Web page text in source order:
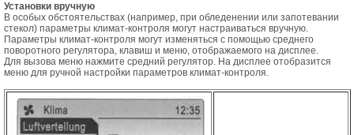
Установки вручную
В особых обстоятельствах (например, при обледенении или запотевании
стекол) параметры климат-контроля могут настраиваться вручную.
Параметры климат-контроля могут изменяться с помощью среднего
поворотного регулятора, клавиш и меню, отображаемого на дисплее.
Для вызова меню нажмите средний регулятор. На дисплее отобразится
меню для ручной настройки параметров климат-контроля.